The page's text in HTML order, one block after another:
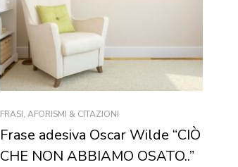
FRASI, AFORISMI & CITAZIONI
Frase adesiva Oscar Wilde “CIÒ
CHE NON ABBIAMO OSATO..”